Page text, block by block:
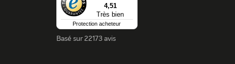
4,51
Très bien
Protection acheteur
Basé sur22173 avis